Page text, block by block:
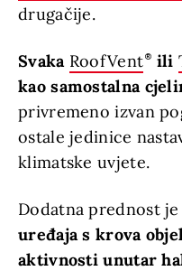
drugačije.
Svaka RoofVent ili
kao samostalna
privremeno izvan
ostale jedinice
klimatske uvjete.
Dodatna prednost je
uređaja s krova
aktivnosti unutar